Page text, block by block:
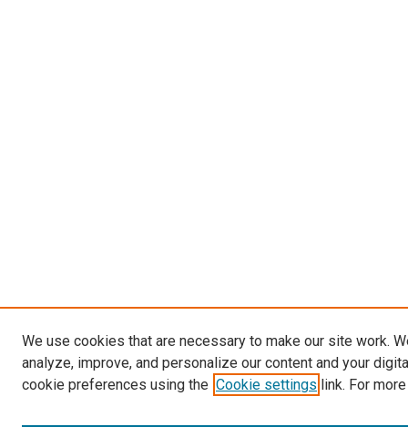
We use cookies that are necessary to make our site work.
analyze, improve, and personalize our content and your
cookie preferences using the Cookie settings link. For